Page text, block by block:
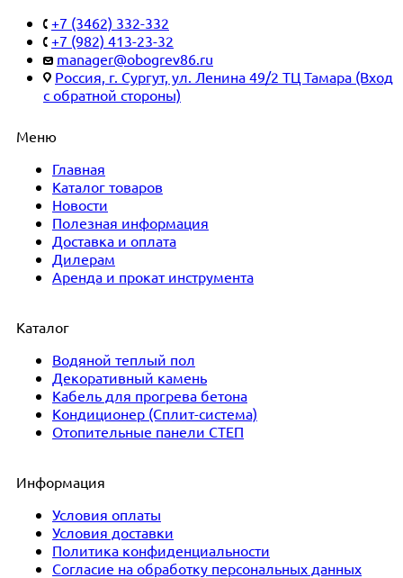
+7 (3462) 332-332
+7 (982) 413-23-32
manager@obogrev86.ru
Россия, г. Сургут, ул. Ленина 49/2 ТЦ Тамара (Вход
с обратной стороны)
Меню
Главная
Каталог товаров
Новости
Полезная информация
Доставка и оплата
Дилерам
Аренда и прокат инструмента
Каталог
Водяной теплый пол
Декоративный камень
Кабель для прогрева бетона
Кондиционер (Сплит-система)
Отопительные панели СТЕП
Информация
Условия оплаты
Условия доставки
Политика конфиденциальности
Согласие на обработку персональных данных